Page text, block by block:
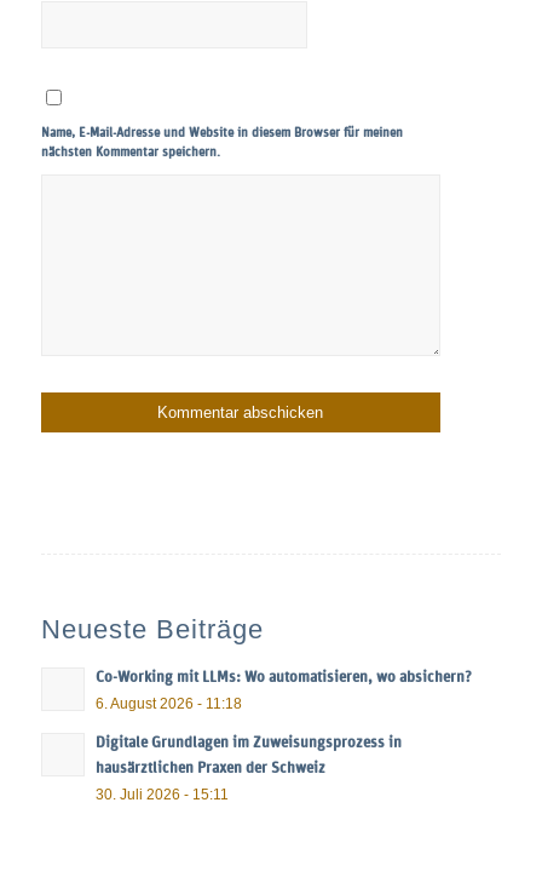
Name, E-Mail-Adresse und Website in diesem Browser für meinen
nächsten Kommentar speichern.
Neueste Beiträge
Co-Working mit LLMs: Wo automatisieren, wo absichern?
6. August 2026 - 11:18
Digitale Grundlagen im Zuweisungsprozess in
hausärztlichen Praxen der Schweiz
30. Juli 2026 - 15:11